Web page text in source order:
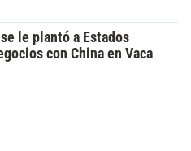
le plantó a Estados
con China en Vaca